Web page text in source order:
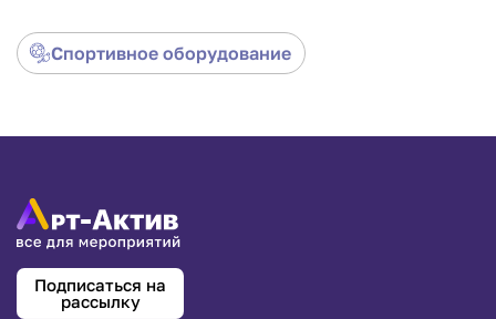
Спортивное оборудование
Подписаться на
рассылку